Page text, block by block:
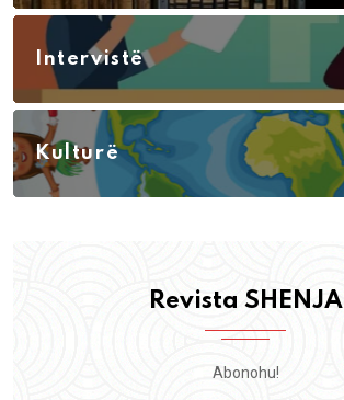
Intervistë
Kulturë
Revista SHENJA
Abonohu!